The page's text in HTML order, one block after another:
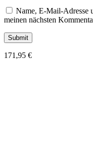
Name, E-Mail-Adresse
meinen nächsten
171,95 €